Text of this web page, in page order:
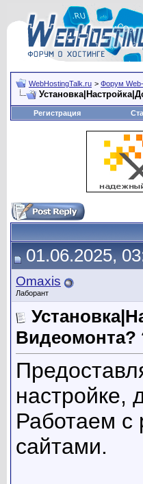
WebHostingTalk.ru > Форум
Регистрация
01.06.2025,
Omaxis
Лаборант
Видеомонта?
настройке,
Работаем с
сайтами.